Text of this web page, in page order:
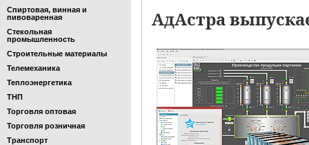
Спиртовая, винная и
пивоваренная
Стекольная
промышленность
Строительные материалы
Телемеханика
Теплоэнергетика
ТНП
Торговля оптовая
Торговля розничная
Транспорт
АдАстра